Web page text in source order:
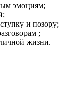
эмоциям;
и позору;
;
жизни.